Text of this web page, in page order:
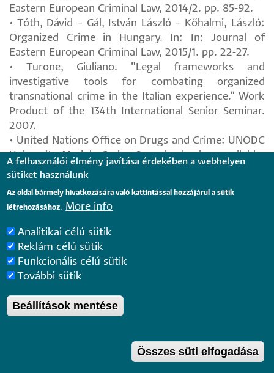
Eastern European Criminal Law, 2014/2. pp. 85-92.
• Tóth, Dávid – Gál, István László – Kőhalmi, László:
Organized Crime in Hungary. In: In: Journal of
Eastern European Criminal Law, 2015/1. pp. 22-27.
• Turone, Giuliano. "Legal frameworks and
investigative tools for combating organized
transnational crime in the Italian experience." Work
Product of the 134th International Senior Seminar.
2007.
• United Nations Office on Drugs and Crime: UNODC
University Module Series Organized crime available:
https://www.unodc.org/e4j/en/tertiary/organized-
A hallgató egyéni munkával megoldandó
feladatainak száma és típusa:
The students have to write a test at the last lecture
A foglalkozásokon való részvétel
követelményei:
Studies and Examinations
A távolmaradás pótlásának lehetosége:
Studies and Examinations
A felhasználói élmény javítása érdekében a webhelyen
sütiket használunk
Az oldal bármely hivatkozására való kattintással hozzájárul a sütik
létrehozásához. More info
Analitikai célú sütik
Reklám célú sütik
Funkcionális célú sütik
További sütik
Beállítások mentése
Összes süti elfogadása